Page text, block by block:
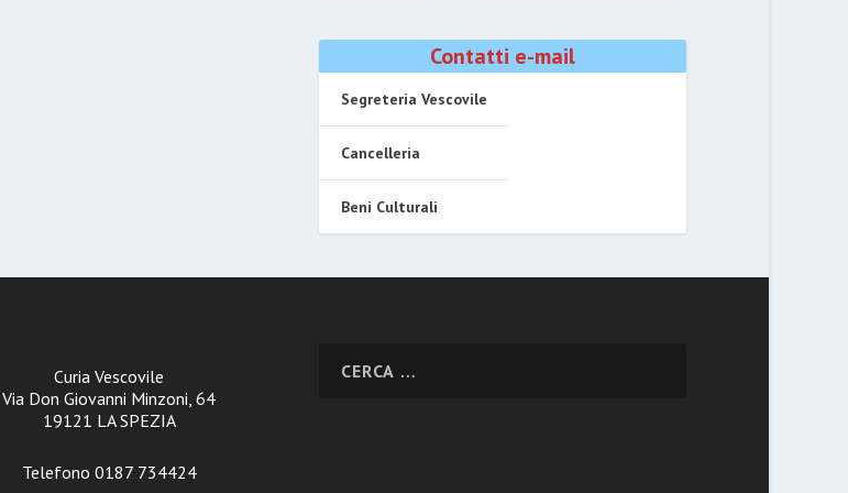
Contatti e-mail
Segreteria Vescovile
Cancelleria
Beni Culturali
Curia Vescovile
Via Don Giovanni Minzoni, 64
19121 LA SPEZIA
Telefono 0187 734424